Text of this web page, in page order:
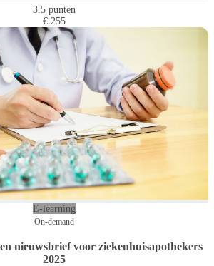
3.5 punten
€ 255
E-learning
On-demand
nieuwsbrief voor ziekenhuisapothekers
2025